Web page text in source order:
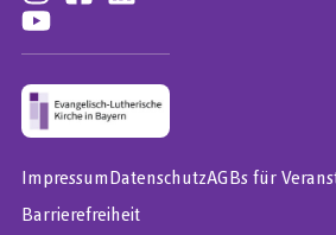
ImpressumDatenschutzAGBs für
Barrierefreiheit